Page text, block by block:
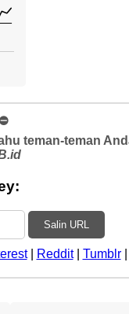
teman-teman
Salin URL
| Reddit| Tumblr|